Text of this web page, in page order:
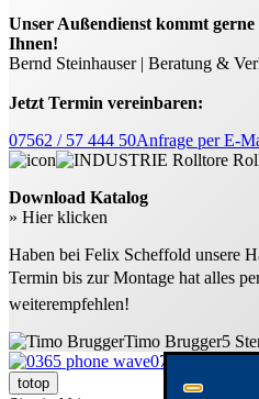
Unser Außendienst kommt
Ihnen!
Bernd Steinhauser | Beratung &
Jetzt Termin vereinbaren:
07562 / 57 444 50Anfrage per E-
Download Katalog
» Hier klicken
Haben bei Felix Scheffold unsere
Termin bis zur Montage hat alles
weiterempfehlen!
Timo Brugger5
07562 57 444
totop